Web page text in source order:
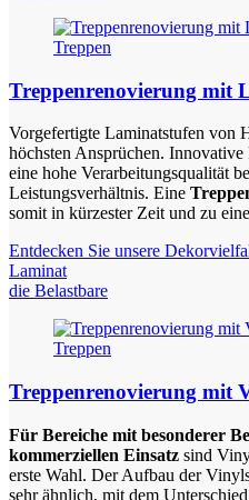
Treppenrenovierung mit
Vorgefertigte Laminatstufen von
höchsten Ansprüchen.
eine hohe Verarbeitungsqualität
Leistungsverhältnis. Eine
somit in kürzester Zeit und zu
Entdecken Sie unsere
Laminat
die Belastbare
Treppenrenovierung mit
Für Bereiche mit besonderer
kommerziellen Einsatz sind
erste Wahl. Der Aufbau der
sehr ähnlich, mit dem